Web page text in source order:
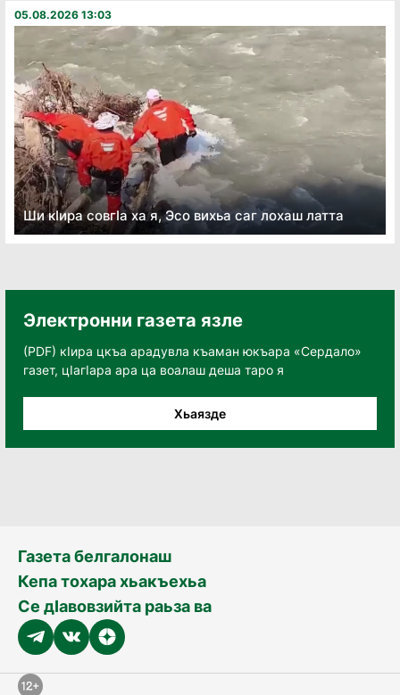
05.08.2026 13:03
Ши кӏира совгӏа ха я, Эсо вихьа саг лохаш латта
Электронни газета язле
(PDF) кӀира цкъа арадувла къаман юкъара «Сердало»
газет, цӀагӀара ара ца воалаш деша таро я
Хьаязде
Газета белгалонаш
Кепа тохара хьакъехьа
Се дӀавовзийта раьза ва